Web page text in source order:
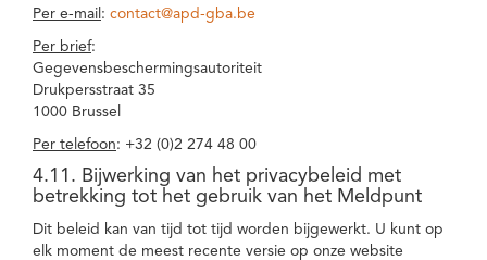
Per e-mail : contact@apd-gba.be
Per brief:
Gegevensbeschermingsautoriteit
Drukpersstraat 35
1000 Brussel
Per telefoon: +32 (0)2 274 48 00
4.11. Bijwerking van het privacybeleid met
betrekking tot het gebruik van het Meldpunt
Dit beleid kan van tijd tot tijd worden bijgewerkt. U kunt op
elk moment de meest recente versie op onze website